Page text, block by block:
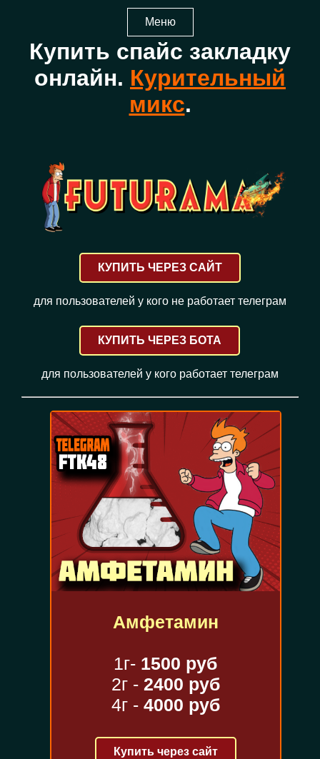
Меню
Купить спайс закладку
онлайн. Курительный
микс.
КУПИТЬ ЧЕРЕЗ САЙТ
для пользователей у кого не работает телеграм
КУПИТЬ ЧЕРЕЗ БОТА
для пользователей у кого работает телеграм
Амфетамин
1г- 1500 руб
2г - 2400 руб
4г - 4000 руб
Купить через сайт